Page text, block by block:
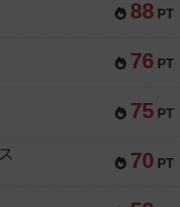
88 PT
76 PT
75 PT
70 PT